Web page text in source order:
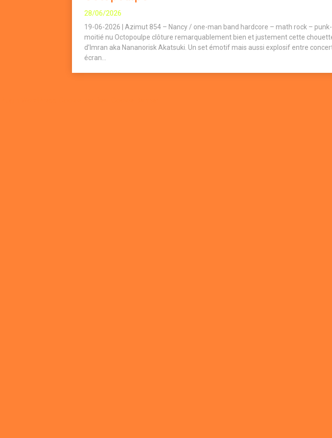
28/06/2026
19-06-2026 | Azimut 854 – Nancy / one-man band hardcore – math rock –
moitié nu Octopoulpe clôture remarquablement bien et justement cette
d’Imran aka Nananorisk Akatsuki. Un set émotif mais aussi explosif entre
écran...